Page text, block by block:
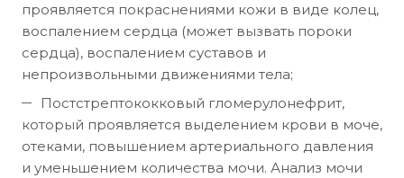
проявляется покраснениями кожи в виде колец,
воспалением сердца (может вызвать пороки
сердца), воспалением суставов и
непроизвольными движениями тела;
Постстрептококковый гломерулонефрит,
который проявляется выделением крови в моче,
отеками, повышением артериального давления
и уменьшением количества мочи. Анализ мочи